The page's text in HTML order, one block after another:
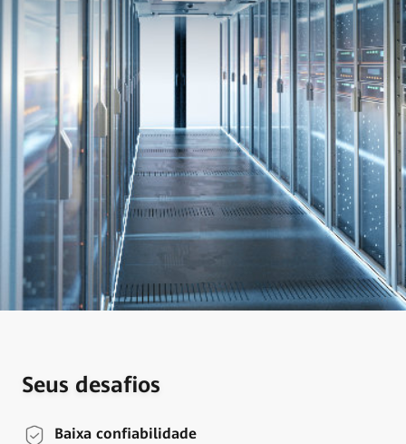
Seus desafios
Baixa confiabilidade